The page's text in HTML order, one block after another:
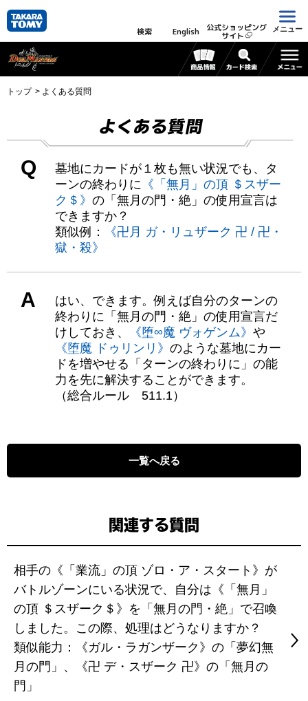
検索 English 公式ショッピング
サイト
メニュー
トップ よくある質問
よくある質問
Q
墓地にカードが１枚も無い状況でも、タ
ーンの終わりに 《「無月」の頂 ＄スザー
ク＄》 の「無月の門・絶」の使用宣言は
できますか？
類似例：
《卍月 ガ・リュザーク 卍 / 卍・
獄・殺》
A
はい、できます。例えば自分のターンの
終わりに「無月の門・絶」の使用宣言だ
けしておき、
《堕∞魔 ヴォゲンム》 や
《堕魔 ドゥリンリ》 のような墓地にカー
ドを増やせる「ターンの終わりに」の能
力を先に解決することができます。
（総合ルール 511.1）
一覧へ戻る
関連する質問
相手の《「業流」の頂 ゾロ・ア・スタート》が
バトルゾーンにいる状況で、自分は《「無月」
の頂 ＄スザーク＄》を「無月の門・絶」で召喚
しました。この際、処理はどうなりますか？
類似能力：《ガル・ラガンザーク》の「夢幻無
月の門」、《卍 デ・スザーク 卍》の「無月の
門」